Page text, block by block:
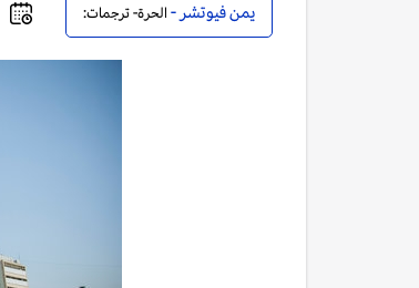
يمن فيوتشر - الحرة- ترجمات: